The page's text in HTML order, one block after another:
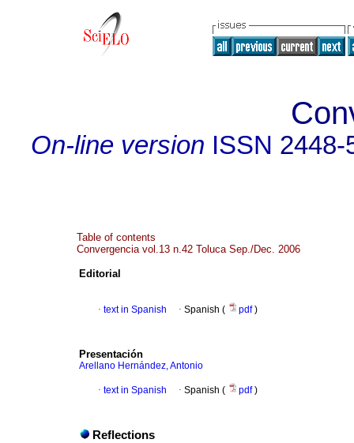
On-line version ISSN 2448-
Table of contents
Convergencia vol.13 n.42 Toluca Sep./Dec. 2006
Editorial
· text in Spanish · Spanish ( pdf)
Presentación
Arellano Hernández, Antonio
· text in Spanish · Spanish ( pdf)
Reflections